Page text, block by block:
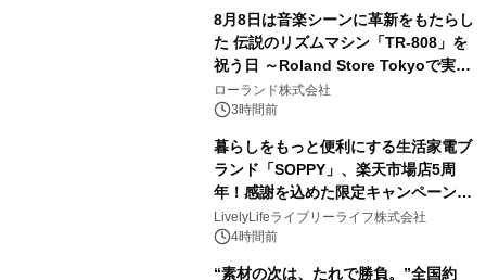
8月8日は音楽シーンに革新をもたらし
た 伝説のリズムマシン「TR-808」を
祝う日 ～Roland Store Tokyoで実機
を展示しての 記念キャンペーンを開
催 英国ラジオ「NTS」の 特別プログ
ラムや、「TR-808」を愛する伝説的
アーティストを フィーチャーしたアニ
メーションを公開～
ローランド株式会社
3時間前
暮らしをもっと便利にする生活家電ブ
ランド「SOPPY」、楽天市場店5周
年！感謝を込めた限定キャンペーンを
8月10日より開催
LivelyLifeライブリーライフ株式会社
4時間前
“素材の次は、たれで勝負。”全国約